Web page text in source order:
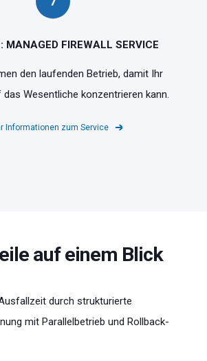
MANAGED FIREWALL SERVICE
den laufenden Betrieb, damit Ihr
Wesentliche konzentrieren kann.
Informationen zum Service
auf einem Blick
durch strukturierte
mit Parallelbetrieb und Rollback-